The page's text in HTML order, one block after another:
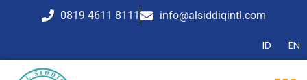
0819 4611 8111 info@alsiddiqintl.com
ID EN